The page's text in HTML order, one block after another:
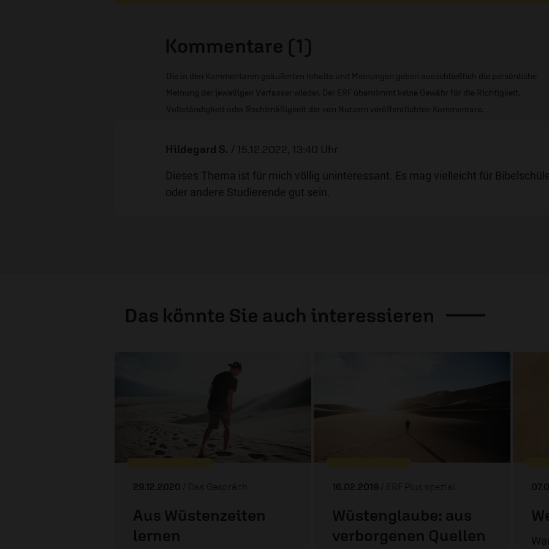
Kommentare (1)
Die in den Kommentaren geäußerten Inhalte und Meinungen geben ausschließlich die persönliche
Meinung der jeweiligen Verfasser wieder. Der ERF übernimmt keine Gewähr für die Richtigkeit,
Vollständigkeit oder Rechtmäßigkeit der von Nutzern veröffentlichten Kommentare.
Hildegard S. / 15.12.2022, 13:40 Uhr
Dieses Thema ist für mich völlig uninteressant. Es mag vielleicht für
oder andere Studierende gut sein.
Das könnte Sie auch interessieren
29.12.2020 / Das Gespräch
Aus Wüstenzeiten
lernen
16.02.2019 / ERF Plus spezial
Wüstenglaube: aus
verborgenen Quellen